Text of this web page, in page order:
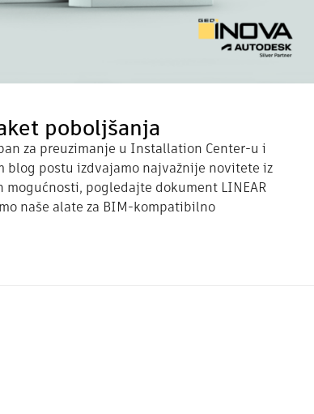
poboljšanja
za preuzimanje u Installation Center-u i
blog postu izdvajamo najvažnije novitete iz
pogledajte dokument LINEAR
naše alate za BIM-kompatibilno